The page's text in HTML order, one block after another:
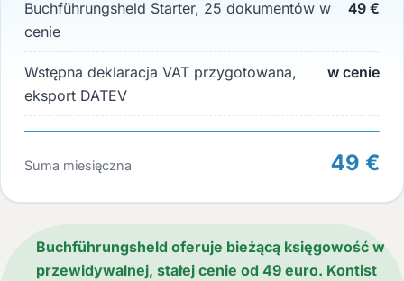
Buchführungsheld Starter, 25 dokumentów w
cenie
49 €
Wstępna deklaracja VAT przygotowana,
eksport DATEV
w cenie
Suma miesięczna 49 €
Buchführungsheld oferuje bieżącą księgowość w
przewidywalnej, stałej cenie od 49 euro. Kontist